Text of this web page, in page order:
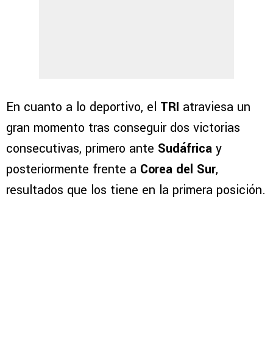
En cuanto a lo deportivo, el TRI atraviesa un
gran momento tras conseguir dos victorias
consecutivas, primero ante Sudáfrica y
posteriormente frente a Corea del Sur,
resultados que los tiene en la primera posición.